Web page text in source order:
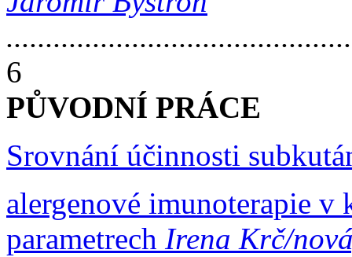
6
PŮVODNÍ PRÁCE
Srovnání účinnosti
alergenové imunoterapie
parametrech Irena Krč/